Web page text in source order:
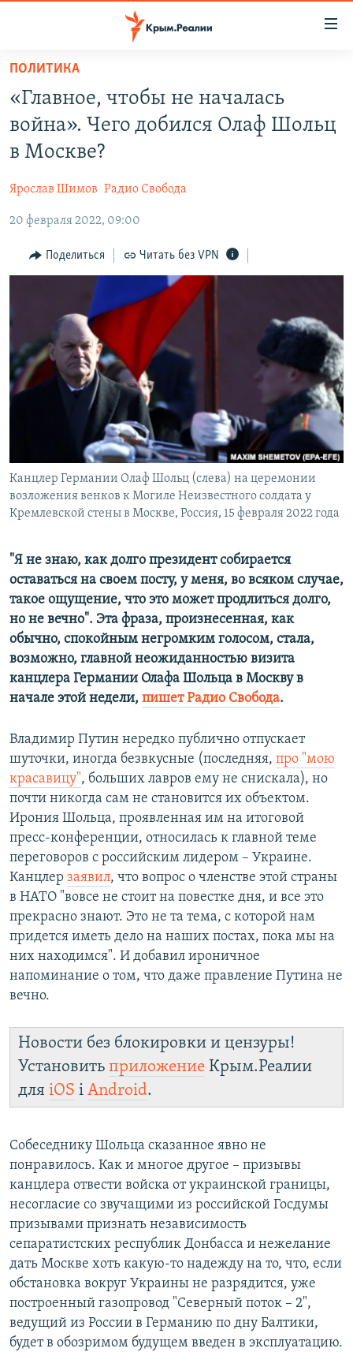
Вернуться
основному
содержанию
Вернутся
главной
навигации
Вернутся
поиску
СПЕЦПРОЕКТЫ
ГРУЗ 200
11 ЛЕТ ОККУПАЦИИ КРЫМА. 11 ИСТОРИЙ СОПРОТИВЛЕНИЯ
ВОДА
ЕЩЕ
ИНТЕРАКТИВ
ИНФОГРАФИКА
ТЕЛЕПРОЕКТ КРЫМ.РЕАЛИИ
СОВЕТЫ ПРАВОЗАЩИТНИКОВ
ПРОПАВШИЕ БЕЗ ВЕСТИ
ПОБЕДИТЕЛЕЙ НЕ СУДЯТ?
КРЫМ.НЕПОКОРЕННЫЙ
УКРАИНСКАЯ ПРОБЛЕМА КРЫМА
РАДІО СВОБОДА
КАК ОБОЙТИ БЛОКИРОВКУ
Qırımtatar
ПРИСОЕДИНЯЙТЕСЬ!
Все сайты RFE/RL
ПОЛИТИКА
«Главное, чтобы не началась
война». Чего добился Олаф Шольц
в Москве?
Ярослав Шимов Радио Свобода
20 февраля 2022, 09:00
Поделиться Читать без VPN
Канцлер Германии Олаф Шольц (слева) на церемонии
возложения венков к Могиле Неизвестного солдата у
Кремлевской стены в Москве, Россия, 15 февраля 2022 года
"Я не знаю, как долго президент собирается
оставаться на своем посту, у меня, во всяком случае,
такое ощущение, что это может продлиться долго,
но не вечно". Эта фраза, произнесенная, как
обычно, спокойным негромким голосом, стала,
возможно, главной неожиданностью визита
канцлера Германии Олафа Шольца в Москву в
начале этой недели, пишет Радио Свобода.
Владимир Путин нередко публично отпускает
шуточки, иногда безвкусные (последняя, про "мою
красавицу", больших лавров ему не снискала), но
почти никогда сам не становится их объектом.
Ирония Шольца, проявленная им на итоговой
пресс-конференции, относилась к главной теме
переговоров с российским лидером – Украине.
Канцлер заявил, что вопрос о членстве этой страны
в НАТО "вовсе не стоит на повестке дня, и все это
прекрасно знают. Это не та тема, с которой нам
придется иметь дело на наших постах, пока мы на
них находимся". И добавил ироничное
напоминание о том, что даже правление Путина не
вечно.
Новости без блокировки и цензуры!
Установить приложение Крым.Реалии
для iOS і Android.
Собеседнику Шольца сказанное явно не
понравилось. Как и многое другое – призывы
канцлера отвести войска от украинской границы,
несогласие со звучащими из российской Госдумы
призывами признать независимость
сепаратистских республик Донбасса и нежелание
дать Москве хоть какую-то надежду на то, что, если
обстановка вокруг Украины не разрядится, уже
построенный газопровод "Северный поток – 2",
ведущий из России в Германию по дну Балтики,
будет в обозримом будущем введен в эксплуатацию.